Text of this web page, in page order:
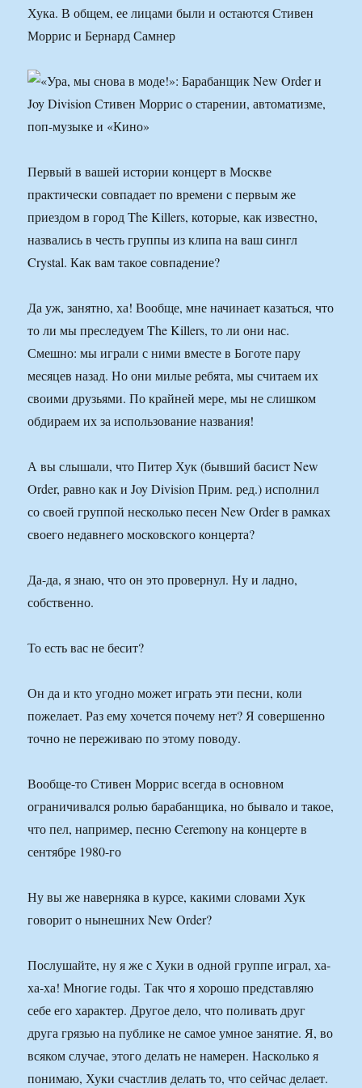
Хука. В общем, ее лицами были и остаются Стивен
Моррис и Бернард Самнер
Первый в вашей истории концерт в Москве
практически совпадает по времени с первым же
приездом в город The Killers, которые, как известно,
назвались в честь группы из клипа на ваш сингл
Crystal. Как вам такое совпадение?
Да уж, занятно, ха! Вообще, мне начинает казаться, что
то ли мы преследуем The Killers, то ли они нас.
Смешно: мы играли с ними вместе в Боготе пару
месяцев назад. Но они милые ребята, мы считаем их
своими друзьями. По крайней мере, мы не слишком
обдираем их за использование названия!
А вы слышали, что Питер Хук (бывший басист New
Order, равно как и Joy Division Прим. ред.) исполнил
со своей группой несколько песен New Order в рамках
своего недавнего московского концерта?
Да-да, я знаю, что он это провернул. Ну и ладно,
собственно.
То есть вас не бесит?
Он да и кто угодно может играть эти песни, коли
пожелает. Раз ему хочется почему нет? Я совершенно
точно не переживаю по этому поводу.
Вообще-то Стивен Моррис всегда в основном
ограничивался ролью барабанщика, но бывало и такое,
что пел, например, песню Ceremony на концерте в
сентябре 1980-го
Ну вы же наверняка в курсе, какими словами Хук
говорит о нынешних New Order?
Послушайте, ну я же с Хуки в одной группе играл, ха-
ха-ха! Многие годы. Так что я хорошо представляю
себе его характер. Другое дело, что поливать друг
друга грязью на публике не самое умное занятие. Я, во
всяком случае, этого делать не намерен. Насколько я
понимаю, Хуки счастлив делать то, что сейчас делает.